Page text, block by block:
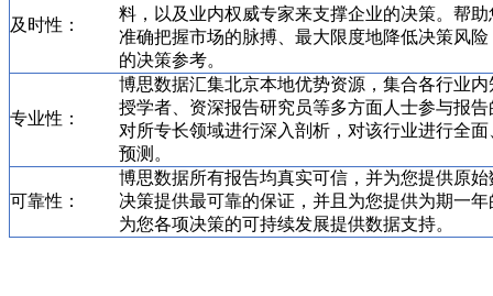
及时性：
料，以及业内权威专家来支撑企业的决策。帮
准确把握市场的脉搏、最大限度地降低决策风
的决策参考。
专业性：
博思数据汇集北京本地优势资源，集合各行业
授学者、资深报告研究员等多方面人士参与报
对所专长领域进行深入剖析，对该行业进行全
预测。
可靠性：
博思数据所有报告均真实可信，并为您提供原
决策提供最可靠的保证，并且为您提供为期一
为您各项决策的可持续发展提供数据支持。